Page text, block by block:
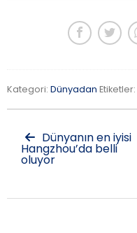
Kategori: Dünyadan Etiketler:
Dünyanın en iyisi
Hangzhou’da belli
oluyor